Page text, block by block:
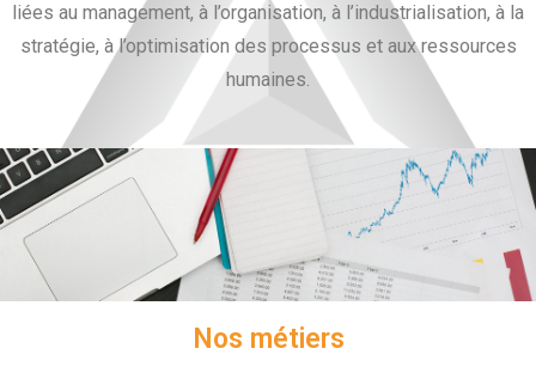
liées au management, à l’organisation, à l’industrialisation, à la
stratégie, à l’optimisation des processus et aux ressources
humaines.
Nos métiers